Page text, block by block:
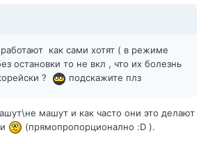
как сами хотят ( в режиме
остановки то не вкл , что их болезнь
?
подскажите плз
машут и как часто они это делают
(прямопропорционално :D ).